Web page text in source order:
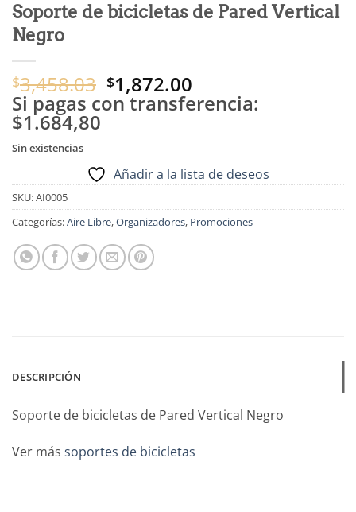
Soporte de bicicletas de Pared Vertical
Negro
$3,458.03 El
precio
$1,872.00
precio
Si pagas con transferencia:
$1.684,80
Sin existencias
Añadir a la lista de deseos
SKU:AI0005
Categorías:Aire Libre,Organizadores, Promociones
DESCRIPCIÓN
Soporte de bicicletas de Pared Vertical Negro
Ver más soportes de bicicletas